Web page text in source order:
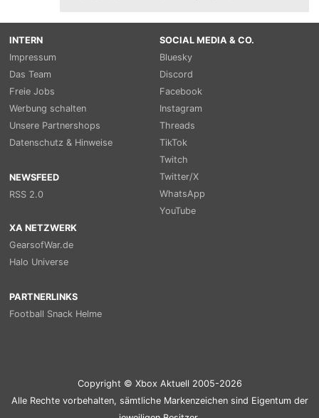
INTERN
Impressum
Das Team
Freie Jobs
Werbung schalten
Unsere Partnershops
Datenschutz & Hinweise
NEWSFEED
RSS 2.0
SOCIAL MEDIA & CO.
Bluesky
Discord
Facebook
Instagram
Threads
TikTok
Twitch
Twitter/X
WhatsApp
YouTube
XA NETZWERK
GearsofWar.de
Halo Universe
PARTNERLINKS
Football Snack Helme
Copyright © Xbox Aktuell 2005-2026
Alle Rechte vorbehalten, sämtliche Markenzeichen sind Eigentum der